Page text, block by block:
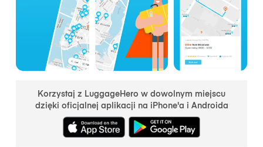
Korzystaj z LuggageHero w dowolnym miejscu
dzięki oficjalnej aplikacji na iPhone'a i Androida